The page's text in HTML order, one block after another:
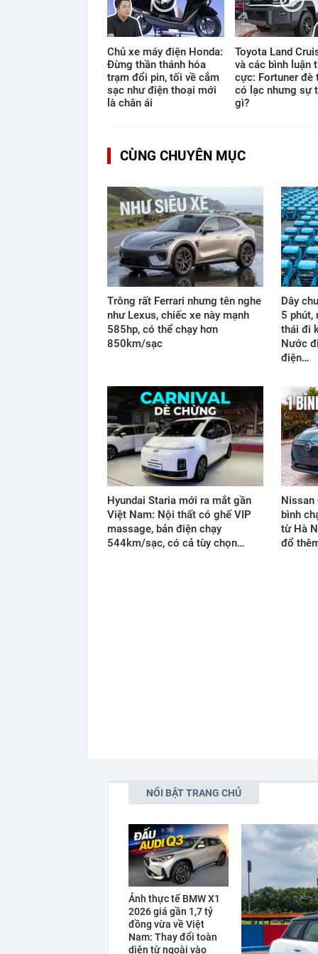
Chủ xe máy điện Honda:
Đừng thần thánh hóa
trạm đổi pin, tối về cắm
sạc như điện thoại mới
là chân ái
Toyota Land
và các bình luận
cực: Fortuner đè
có lạc nhưng sự
gì?
CÙNG CHUYÊN MỤC
Trông rất Ferrari nhưng tên nghe
như Lexus, chiếc xe này mạnh
585hp, có thể chạy hơn
850km/sạc
Dây
5 phút,
thái đi
Nước
điện…
Hyundai Staria mới ra mắt gần
Việt Nam: Nội thất có ghế VIP
massage, bản điện chạy
544km/sạc, có cả tùy chọn…
Nissan
bình
từ Hà
đổ
NỔI BẬT TRANG CHỦ
Ảnh thực tế BMW X1
2026 giá gần 1,7 tỷ
đồng vừa về Việt
Nam: Thay đổi toàn
diện từ ngoài vào